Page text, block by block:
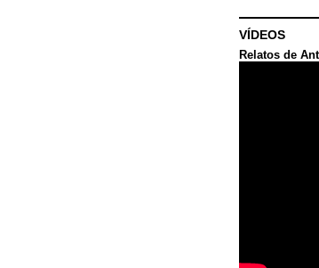
VÍDEOS
Relatos de